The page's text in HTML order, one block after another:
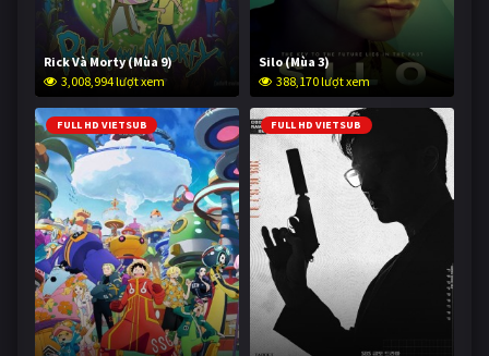
Rick Và Morty (Mùa 9)
3,008,994 lượt xem
Silo (Mùa 3)
388,170 lượt xem
FULL HD VIETSUB FULL HD VIETSUB